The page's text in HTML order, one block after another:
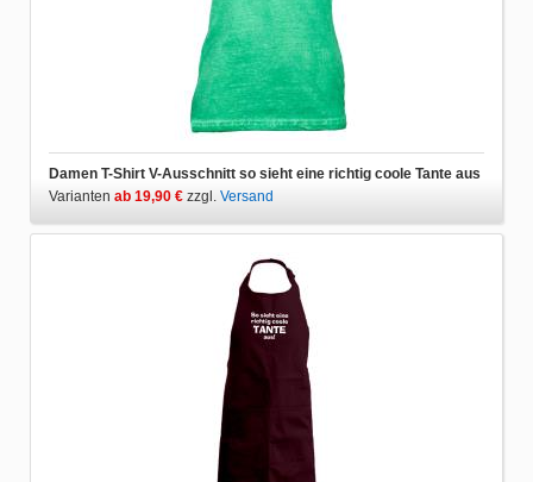
Damen T-Shirt V-Ausschnitt so sieht eine richtig coole Tante aus
Varianten ab 19,90 € zzgl. Versand